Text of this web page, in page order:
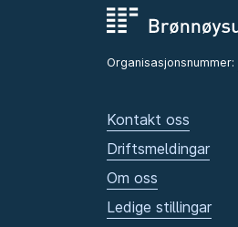
Organisasjonsnummer:
Kontakt oss
Driftsmeldingar
Om oss
Ledige stillingar